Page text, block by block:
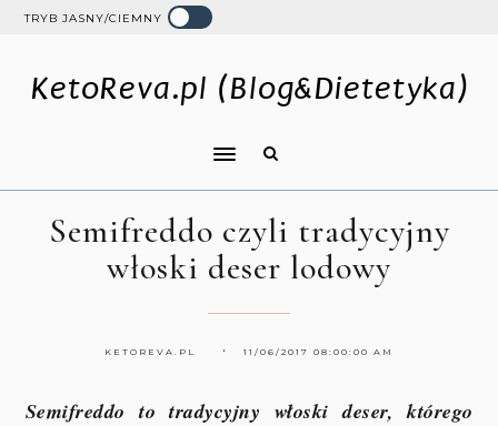
TRYB JASNY/CIEMNY
KetoReva.pl (Blog&Dietetyka)
Semifreddo czyli tradycyjny
włoski deser lodowy
KETOREVA.PL 11/06/2017 08:00:00 AM
Semifreddo to tradycyjny włoski deser, którego